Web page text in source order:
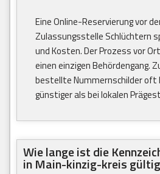
Eine Online-Reservierung vor
Zulassungsstelle Schlüchtern
und Kosten. Der Prozess vor
einen einzigen Behördengang.
bestellte Nummernschilder oft
günstiger als bei lokalen
Wie lange ist die
in Main-kinzig-kreis